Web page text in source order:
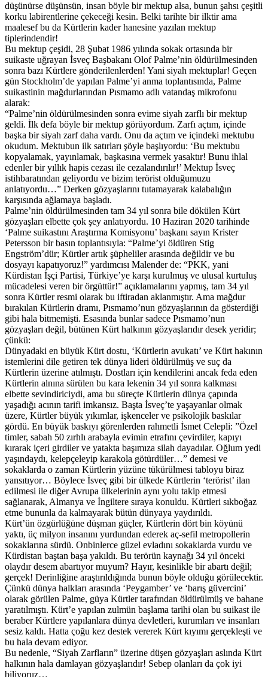
düşünürse düşünsün, insan böyle bir mektup alsa, bunun şahsı çeşitli
korku labirentlerine çekeceği kesin. Belki tarihte bir ilktir ama
maalesef bu da Kürtlerin kader hanesine yazılan mektup
tiplerindendir!
Bu mektup çeşidi, 28 Şubat 1986 yılında sokak ortasında bir
suikaste uğrayan İsveç Başbakanı Olof Palme’nin öldürülmesinden
sonra bazı Kürtlere gönderilenlerden! Yani siyah mektuplar! Geçen
gün Stockholm’de yapılan Palme’yi anma toplantısında, Palme
suikastinin mağdurlarından Pısmamo adlı vatandaş mikrofonu
alarak:
“Palme’nin öldürülmesinden sonra evime siyah zarflı bir mektup
geldi. İlk defa böyle bir mektup görüyordum. Zarfı açtım, içinde
başka bir siyah zarf daha vardı. Onu da açtım ve içindeki mektubu
okudum. Mektubun ilk satırları şöyle başlıyordu: ‘Bu mektubu
kopyalamak, yayınlamak, başkasına vermek yasaktır! Bunu ihlal
edenler bir yıllık hapis cezası ile cezalandırılır!’ Mektup İsveç
istihbaratından geliyordu ve bizim terörist olduğumuzu
anlatıyordu…” Derken gözyaşlarını tutamayarak kalabalığın
karşısında ağlamaya başladı.
Palme’nin öldürülmesinden tam 34 yıl sonra bile dökülen Kürt
gözyaşları elbette çok şey anlatıyordu. 10 Haziran 2020 tarihinde
‘Palme suikastını Araştırma Komisyonu’ başkanı sayın Krister
Petersson bir basın toplantısıyla: “Palme’yi öldüren Stig
Engström’dür; Kürtler artık şüpheliler arasında değildir ve bu
dosyayı kapatıyoruz!” yardımcısı Malender de: “PKK, yani
Kürdistan İşçi Partisi, Türkiye’ye karşı kurulmuş ve ulusal kurtuluş
mücadelesi veren bir örgüttür!” açıklamalarını yapmış, tam 34 yıl
sonra Kürtler resmi olarak bu iftiradan aklanmıştır. Ama mağdur
bırakılan Kürtlerin dramı, Pısmamo’nun gözyaşlarının da gösterdiği
gibi hala bitmemişti. Esasında bunlar sadece Pısmamo’nun
gözyaşları değil, bütünen Kürt halkının gözyaşlarıdır desek yeridir;
çünkü:
Dünyadaki en büyük Kürt dostu, ‘Kürtlerin avukatı’ ve Kürt hakının
istemlerini dile getiren tek dünya lideri öldürülmüş ve suç da
Kürtlerin üzerine atılmıştı. Dostları için kendilerini ancak feda eden
Kürtlerin alnına sürülen bu kara lekenin 34 yıl sonra kalkması
elbette sevindiriciydi, ama bu süreçte Kürtlerin dünya çapında
yaşadığı acının tarifi imkansız. Başta İsveç’te yaşayanlar olmak
üzere, Kürtler büyük yıkımlar, işkenceler ve psikolojik baskılar
gördü. En büyük baskıyı görenlerden rahmetli İsmet Celepli: ”Özel
timler, sabah 50 zırhlı arabayla evimin etrafını çevirdiler, kapıyı
kırarak içeri girdiler ve yatakta başımıza silah dayadılar. Oğlum yedi
yaşındaydı, kelepçeleyip karakola götürdüler…” demesi ve
sokaklarda o zaman Kürtlerin yüzüne tükürülmesi tabloyu biraz
yansıtıyor… Böylece İsveç gibi bir ülkede Kürtlerin ‘terörist’ ilan
edilmesi ile diğer Avrupa ülkelerinin aynı yolu takip etmesi
sağlanarak, Almanya ve İngiltere sıraya konuldu. Kürtleri sıkboğaz
etme bununla da kalmayarak bütün dünyaya yaydırıldı.
Kürt’ün özgürlüğüne düşman güçler, Kürtlerin dört bin köyünü
yaktı, üç milyon insanını yurdundan ederek aç-sefil metropollerin
sokaklarına sürdü. Onbinlerce güzel evladını sokaklarda vurdu ve
Kürdistan baştan başa yakıldı. Bu terörün kaynağı 34 yıl önceki
olaydır desem abartıyor muyum? Hayır, kesinlikle bir abartı değil;
gerçek! Derinliğine araştırıldığında bunun böyle olduğu görülecektir.
Çünkü dünya halkları arasında ‘Peygamber’ ve ‘barış güvercini’
olarak görülen Palme, güya Kürtler tarafından öldürülmüş ve bahane
yaratılmıştı. Kürt’e yapılan zulmün başlama tarihi olan bu suikast ile
beraber Kürtlere yapılanlara dünya devletleri, kurumları ve insanları
sesiz kaldı. Hatta çoğu kez destek vererek Kürt kıyımı gerçekleşti ve
bu hala devam ediyor.
Bu nedenle, “Siyah Zarfların” üzerine düşen gözyaşları aslında Kürt
halkının hala damlayan gözyaşlarıdır! Sebep olanları da çok iyi
biliyoruz…